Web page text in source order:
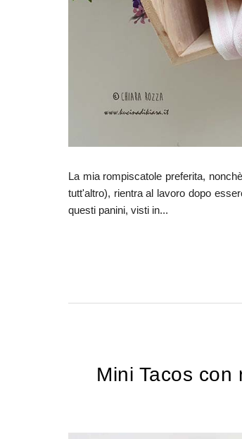
La mia rompiscatole preferita,
tutt'altro), rientra al lavoro dopo
questi panini, visti in...
Mini Tacos